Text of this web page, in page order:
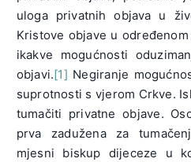
uloga privatnih objava u
Kristove objave u
ikakve mogućnosti
objavi.[1] Negiranje
suprotnosti s vjerom Crkve.
tumačiti privatne objave.
prva zadužena za
mjesni biskup dijeceze u